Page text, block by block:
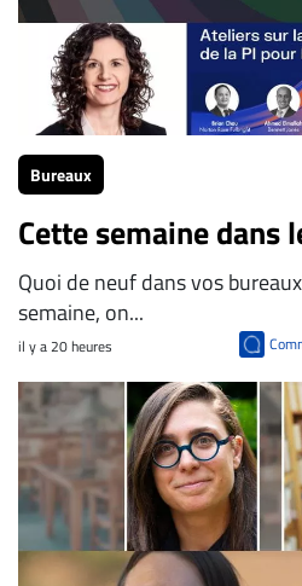
Bureaux
Cette semaine dans
Quoi de neuf dans vos
semaine, on...
il y a 20 heures